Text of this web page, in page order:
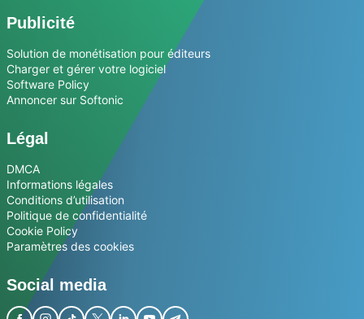
Publicité
Solution de monétisation pour éditeurs
Charger et gérer votre logiciel
Software Policy
Annoncer sur Softonic
Légal
DMCA
Informations légales
Conditions d’utilisation
Politique de confidentialité
Cookie Policy
Paramètres des cookies
Social media